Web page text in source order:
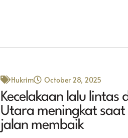
Hukrim October 28, 2025
Kecelakaan lalu lintas
Utara meningkat saat
jalan membaik